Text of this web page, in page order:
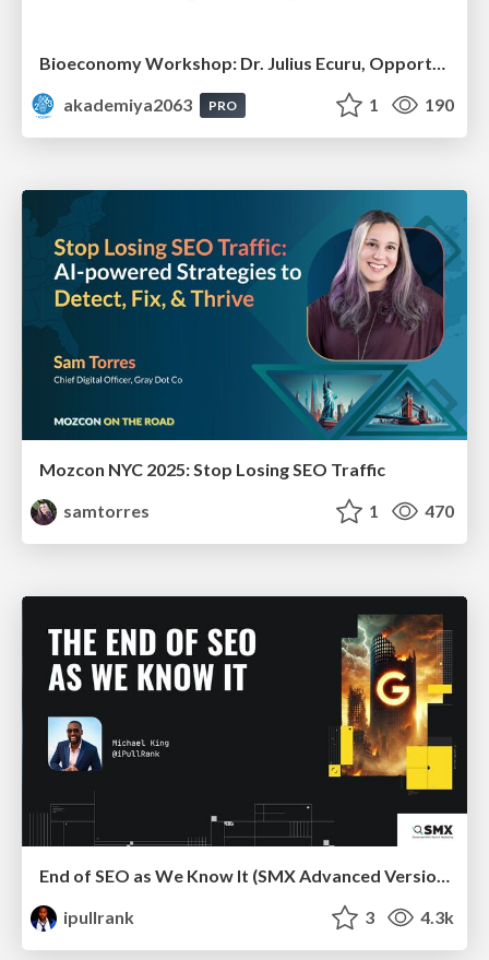
akademiya2063
PRO 1 190
Mozcon NYC 2025: Stop Losing SEO Traffic
samtorres
1 470
End of SEO as We Know It (SMX Advanced Version)
ipullrank
3 4.3k